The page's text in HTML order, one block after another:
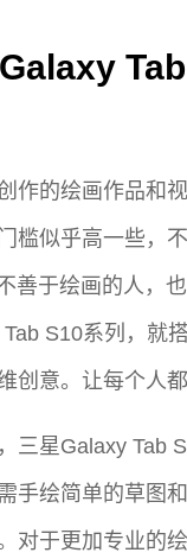
作的绘画作品和
槛似乎高一些，
善于绘画的人，
S10系列，就
创意。让每个人
三星Galaxy Tab
手绘简单的草图
对于更加专业的